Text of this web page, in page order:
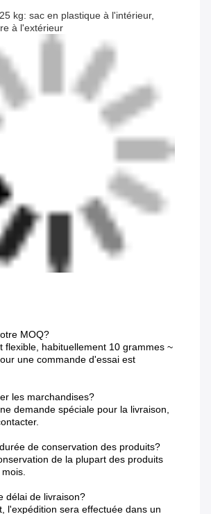
kg: sac en plastique à l'intérieur,
à l'extérieur
MOQ?
flexible, habituellement 10 grammes ~
une commande d'essai est
les marchandises?
demande spéciale pour la livraison,
de conservation des produits?
de la plupart des produits
délai de livraison?
l'expédition sera effectuée dans un